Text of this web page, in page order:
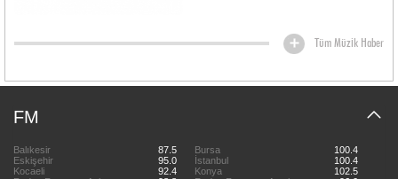
Tüm Müzik Haber
FM
Balıkesir 87.5 Bursa
100.4
Eskişehir
95.0 İstanbul
100.4
Kocaeli
92.4 Konya
102.5